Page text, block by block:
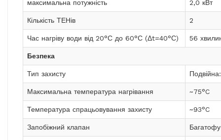
максимальна потужність 2,0 кВт
Кількість ТЕНів 2
Час нагріву води від 20°С до 60°С (Δt=40°С) 56
Безпека
Тип захисту
Максимальна температура нагрівання ~75°C
Температура спрацьовування захисту ~93°C
Запобіжний клапан